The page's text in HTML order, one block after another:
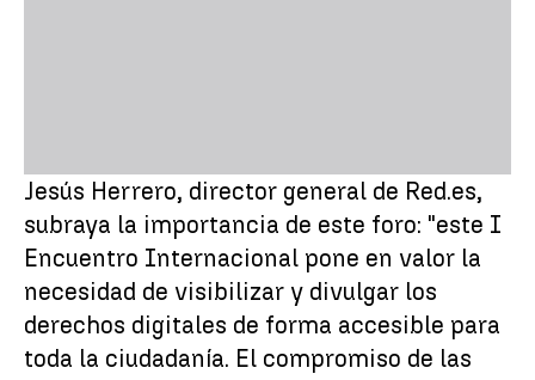
Jesús Herrero, director general de Red.es,
subraya la importancia de este foro: "este I
Encuentro Internacional pone en valor la
necesidad de visibilizar y divulgar los
derechos digitales de forma accesible para
toda la ciudadanía. El compromiso de las